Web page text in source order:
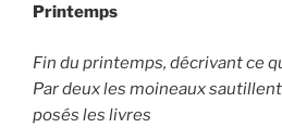
Printemps
Fin du printemps, décrivant ce
Par deux les moineaux
posés les livres